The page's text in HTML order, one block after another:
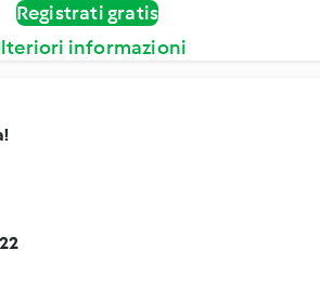
Registrati gratis
informazioni